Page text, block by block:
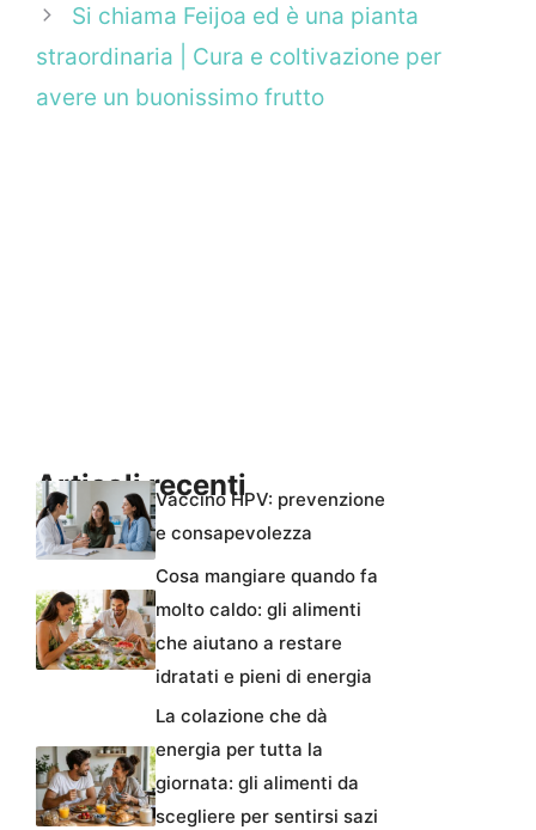
Si chiama Feijoa ed è una pianta
straordinaria | Cura e coltivazione per
avere un buonissimo frutto
Articoli recentiVaccino HPV: prevenzione
e consapevolezza
Cosa mangiare quando fa
molto caldo: gli alimenti
che aiutano a restare
idratati e pieni di energia
La colazione che dà
energia per tutta la
giornata: gli alimenti da
scegliere per sentirsi sazi